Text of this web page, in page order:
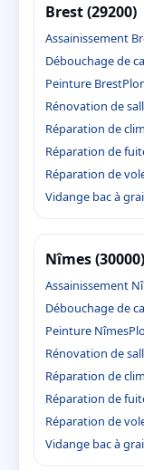
Brest (29200)
Assainissement
Débouchage de
Peinture Brest
Rénovation de
Réparation de
Réparation de
Réparation de
Vidange bac à
Nîmes (30000)
Assainissement
Débouchage de
Peinture Nîmes
Rénovation de
Réparation de
Réparation de
Réparation de
Vidange bac à